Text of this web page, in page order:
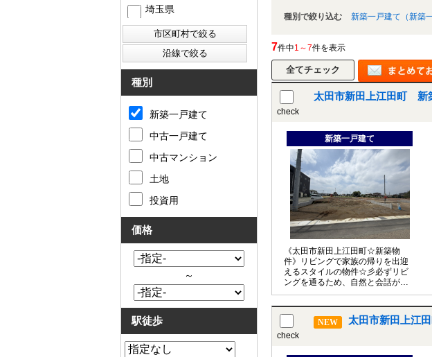
種別で絞り込む 新築一戸建て（新築
7件中1～7件を表示
check
太田市新田上江田町 新
新築一戸建て
《太田市新田上江田町☆新築物
件》リビングで家族の帰りを出迎
えるスタイルの物件☆彡必ずリビ
ングを通るため、自然と会話が増
える間取りです♪防犯カメラや人感
考慮しています◎
check
NEW 太田市新田上江
埼玉県
種別
新築一戸建て
中古一戸建て
中古マンション
土地
投資用
価格
～
駅徒歩